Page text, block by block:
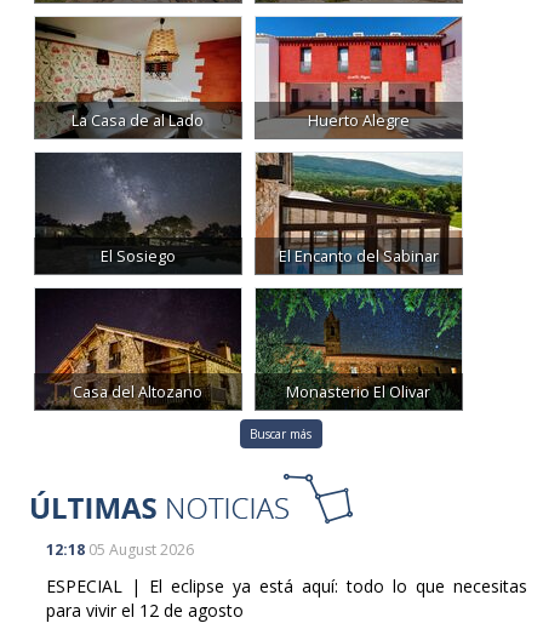
La Casa de al Lado Huerto Alegre
El Sosiego El Encanto del Sabinar
Casa del Altozano Monasterio El Olivar
Buscar más
12:18 05 August 2026
ESPECIAL | El eclipse ya está aquí: todo lo que necesitas
para vivir el 12 de agosto